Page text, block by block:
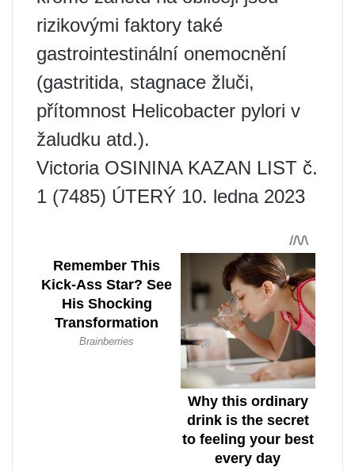
rizikovými faktory také
gastrointestinální onemocnění
(gastritida, stagnace žluči,
přítomnost Helicobacter pylori v
žaludku atd.).
Victoria OSININA KAZAN LIST č.
1 (7485) ÚTERÝ 10. ledna 2023